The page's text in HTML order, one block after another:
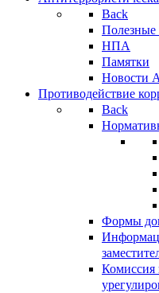
Back
Полезные
НПА
Памятки
Новости
Противодействие
Back
Формы
Комиссия